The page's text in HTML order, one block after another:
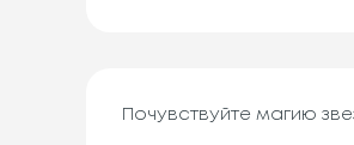
Почувствуйте магию